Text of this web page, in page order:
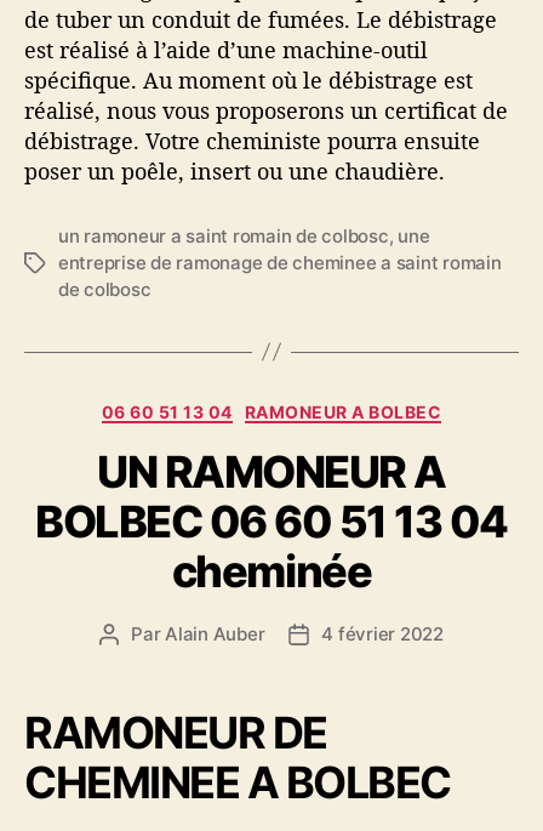
de tuber un conduit de fumées. Le débistrage
est réalisé à l’aide d’une machine-outil
spécifique. Au moment où le débistrage est
réalisé, nous vous proposerons un certificat de
débistrage. Votre cheministe pourra ensuite
poser un poêle, insert ou une chaudière.
É
un ramoneur a saint romain de colbosc, une
entreprise de ramonage de cheminee a saint romain
de colbosc
C
t
é
g
o
r
06 60 51 13 04 RAMONEUR A BOLBEC
UN RAMONEUR A
BOLBEC 06 60 51 13 04
cheminée
A
e
u
r
d
ParAlain Auber
D
e
d
e
l
4 février 2022
RAMONEUR DE
CHEMINEE A BOLBEC